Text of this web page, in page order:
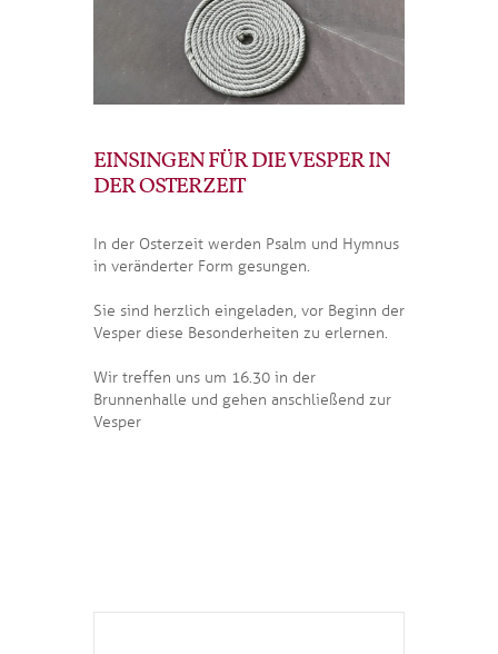
EINSINGEN FÜR DIE VESPER IN
DER OSTERZEIT
In der Osterzeit werden Psalm und Hymnus
in veränderter Form gesungen.
Sie sind herzlich eingeladen, vor Beginn der
Vesper diese Besonderheiten zu erlernen.
Wir treffen uns um 16.30 in der
Brunnenhalle und gehen anschließend zur
Vesper